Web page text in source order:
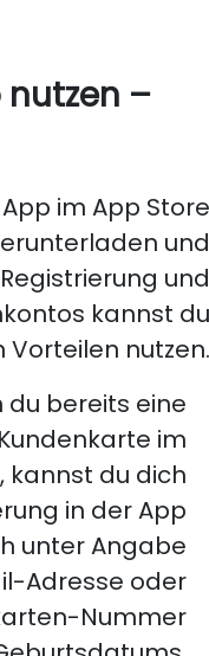
nutzen –
im App Store
und
und
kannst du
nutzen.
du bereits eine
im
kannst du dich
in der App
unter Angabe
Adresse oder
Nummer